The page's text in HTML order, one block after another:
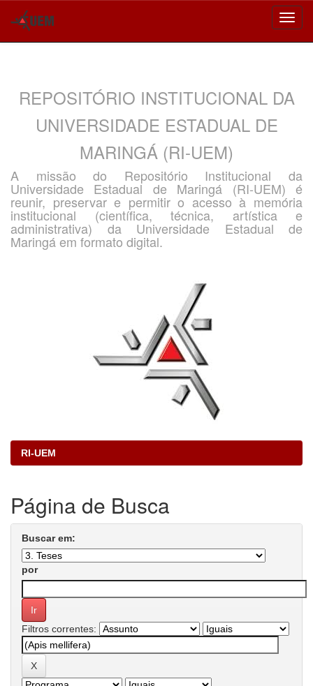
REPOSITÓRIO INSTITUCIONAL DA
UNIVERSIDADE ESTADUAL DE
MARINGÁ (RI-UEM)
A missão do Repositório Institucional da
Universidade Estadual de Maringá (RI-UEM) é
reunir, preservar e permitir o acesso à memória
institucional (científica, técnica, artística e
administrativa) da Universidade Estadual de
Maringá em formato digital.
RI-UEM
Página de Busca
Buscar em:
por
Filtros correntes: